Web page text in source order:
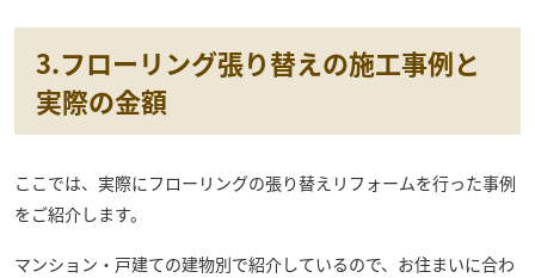
3.フローリング張り替えの施工事例と
実際の金額
ここでは、実際にフローリングの張り替えリフォームを行った事例
をご紹介します。
マンション・戸建ての建物別で紹介しているので、お住まいに合わ